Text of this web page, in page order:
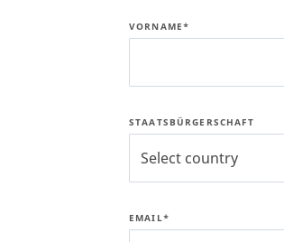
VORNAME*
STAATSBÜRGERSCHAFT
Select country
EMAIL*